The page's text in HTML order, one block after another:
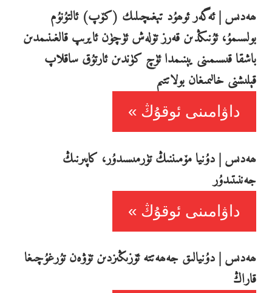
ھەدىس | ئەگەر ئوھۇد تېغىچىلىك (كۆپ) ئالتۇنۇم
بولسىمۇ، ئۇنىڭدىن قەرز تۆلەش ئۈچۈن ئايرىپ قالغىنىمدىن
باشقا قىسىمىنى يېنىمدا ئۈچ كۈندىن ئارتۇق ساقلاپ
قېلىشنى خالىمىغان بولاتتىم
داۋامىنى ئوقۇڭ
ھەدىس | دۇنيا مۆمىننىڭ تۈرمىسىدۇر، كاپىرنىڭ
جەننىتىدۇر
داۋامىنى ئوقۇڭ
ھەدىس | دۇنيالىق جەھەتتە ئۆزىڭىزدىن تۆۋەن تۇرغۇچىغا
قاراڭ